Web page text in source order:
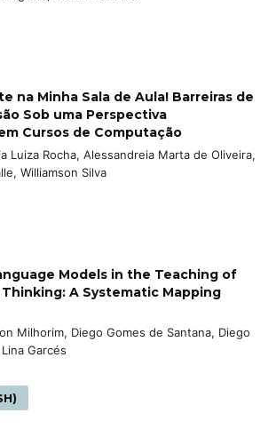
na Minha Sala de Aula! Barreiras de
Sob uma Perspectiva
Cursos de Computação
Luiza Rocha, Alessandreia Marta de Oliveira,
Williamson Silva
Models in the Teaching of
A Systematic Mapping
Milhorim, Diego Gomes de Santana, Diego
Garcés